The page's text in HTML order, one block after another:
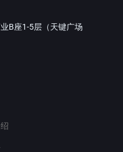
B座1-5层（天键广场